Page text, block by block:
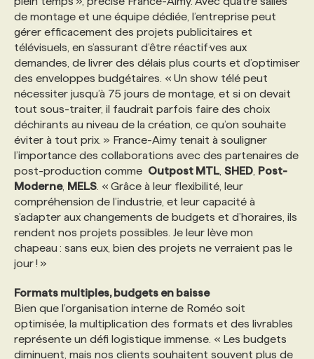
de montage et une équipe dédiée, l’entreprise peut
gérer efficacement des projets publicitaires et
télévisuels, en s’assurant d’être réactif·ves aux
demandes, de livrer des délais plus courts et d’optimiser
des enveloppes budgétaires. « Un show télé peut
nécessiter jusqu’à 75 jours de montage, et si on devait
tout sous-traiter, il faudrait parfois faire des choix
déchirants au niveau de la création, ce qu’on souhaite
éviter à tout prix. » France-Aimy tenait à souligner
l’importance des collaborations avec des partenaires de
post-production comme Outpost MTL, SHED, Post-
Moderne, MELS. « Grâce à leur flexibilité, leur
compréhension de l’industrie, et leur capacité à
s’adapter aux changements de budgets et d’horaires, ils
rendent nos projets possibles. Je leur lève mon
chapeau : sans eux, bien des projets ne verraient pas le
jour ! »
Formats multiples, budgets en baisse
Bien que l’organisation interne de Roméo soit
optimisée, la multiplication des formats et des livrables
représente un défi logistique immense. « Les budgets
diminuent, mais nos clients souhaitent souvent plus de